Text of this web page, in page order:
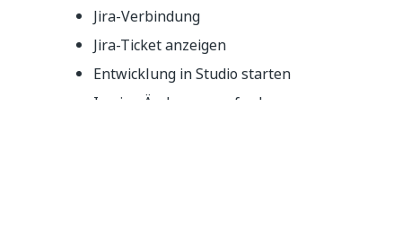
Jira-Verbindung
Jira-Ticket anzeigen
Entwicklung in Studio starten
In eine Änderungsanforderung